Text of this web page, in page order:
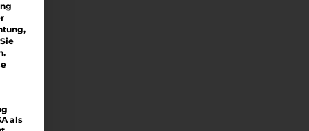
Sie
als